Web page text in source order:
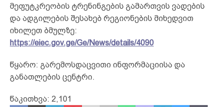
მეფუტკრეობის ტრენინგების გამართვის ვადების
და ადგილების შესახებ რეგიონების მიხედვით
იხილეთ ბმულზე:
https://eiec.gov.ge/Ge/News/details/4090
წყარო: გარემოსდაცვითი ინფორმაციისა და
განათლების ცენტრი.
წაკითხვა: 2,101